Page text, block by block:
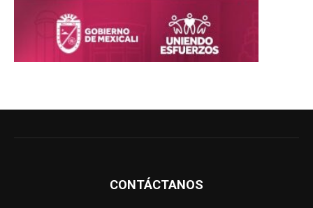
CONTÁCTANOS